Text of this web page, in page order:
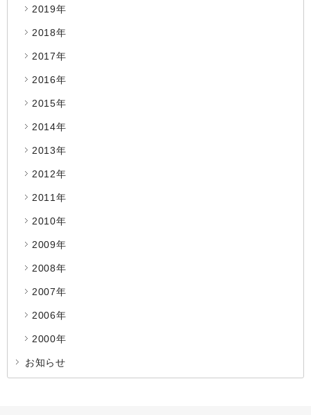
2019年
2018年
2017年
2016年
2015年
2014年
2013年
2012年
2011年
2010年
2009年
2008年
2007年
2006年
2000年
お知らせ